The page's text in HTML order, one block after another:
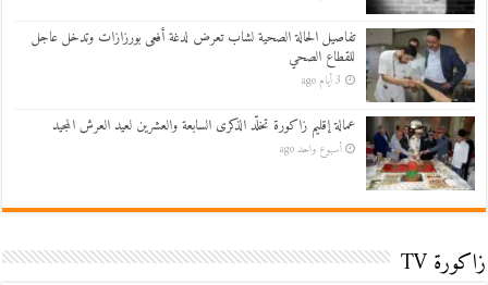
تفاصيل الحالة الصحية لشاب تعرض لدغة أفعى بورزازات وتدخل عاجل
للقطاع الصحي
3 أيام ago
عمالة إقليم زاكورة تخلّد الذكرى السابعة والعشرين لعيد العرش المجيد
أسبوع واحد ago
زاكورة TV